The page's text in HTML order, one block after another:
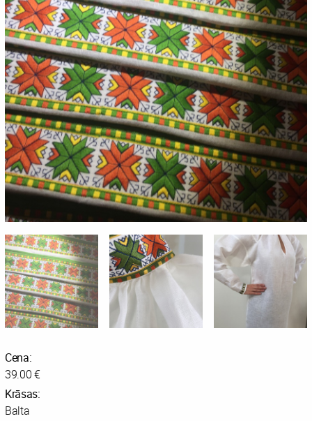
Cena:
39.00 €
Krāsas:
Balta